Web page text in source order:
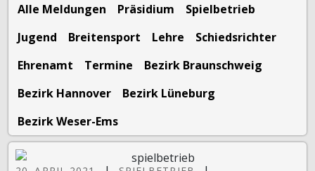
Alle Meldungen Präsidium
Spielbetrieb
Jugend
Breitensport Lehre
Schiedsrichter
Ehrenamt
Termine
Bezirk Braunschweig
Bezirk Hannover
Bezirk Lüneburg
Bezirk Weser-Ems